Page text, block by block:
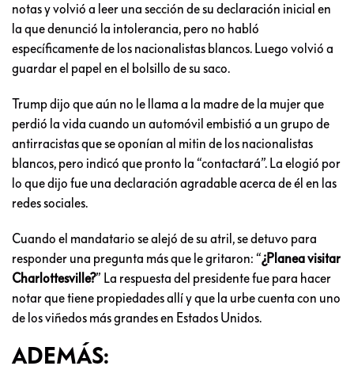
notas y volvió a leer una sección de su declaración inicial en
la que denunció la intolerancia, pero no habló
específicamente de los nacionalistas blancos. Luego volvió a
guardar el papel en el bolsillo de su saco.
Trump dijo que aún no le llama a la madre de la mujer que
perdió la vida cuando un automóvil embistió a un grupo de
antirracistas que se oponían al mitin de los nacionalistas
blancos, pero indicó que pronto la “contactará”. La elogió por
lo que dijo fue una declaración agradable acerca de él en las
redes sociales.
Cuando el mandatario se alejó de su atril, se detuvo para
responder una pregunta más que le gritaron: “¿Planea visitar
Charlottesville?” La respuesta del presidente fue para hacer
notar que tiene propiedades allí y que la urbe cuenta con uno
de los viñedos más grandes en Estados Unidos.
ADEMÁS: